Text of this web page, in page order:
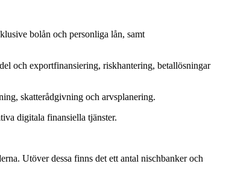
bolån och personliga lån, samt
och exportfinansiering, riskhantering, betallösningar
skatterådgivning och arvsplanering.
digitala finansiella tjänster.
Utöver dessa finns det ett antal nischbanker och